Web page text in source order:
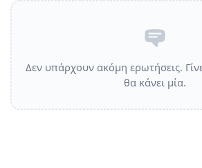
Δεν υπάρχουν ακόμη ερωτήσεις.
θα κάνει μία.